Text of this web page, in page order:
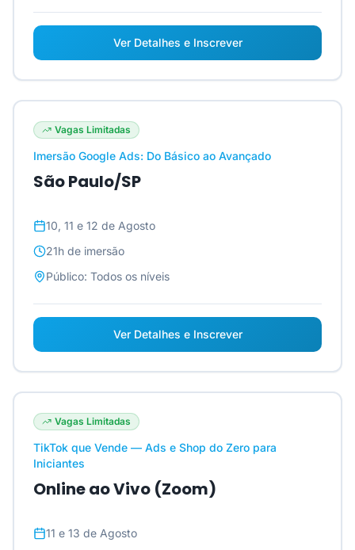
Ver Detalhes e Inscrever
Vagas Limitadas
Imersão Google Ads: Do Básico ao Avançado
São Paulo/SP
10, 11 e 12 de Agosto
21h de imersão
Público: Todos os níveis
Ver Detalhes e Inscrever
Vagas Limitadas
TikTok que Vende — Ads e Shop do Zero para
Iniciantes
Online ao Vivo (Zoom)
11 e 13 de Agosto